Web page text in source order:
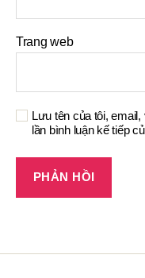
Trang web
Lưu tên của tôi,
lần bình luận kế tiếp